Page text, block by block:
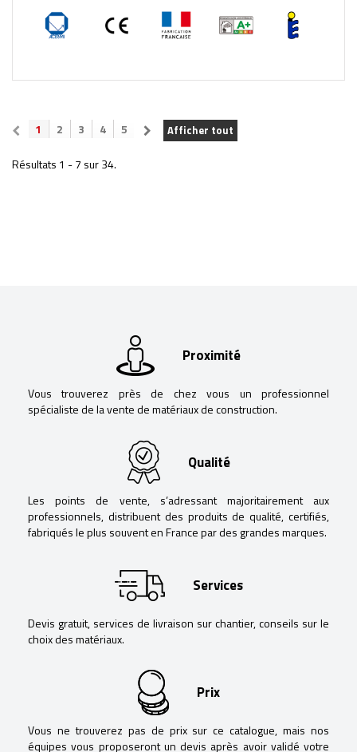
Afficher tout
1 2 3 4 5
Résultats 1 - 7 sur 34.
Proximité
Vous trouverez près de chez vous un professionnel
spécialiste de la vente de matériaux de construction.
Qualité
Les points de vente, s’adressant majoritairement aux
professionnels, distribuent des produits de qualité, certifiés,
fabriqués le plus souvent en France par des grandes marques.
Services
Devis gratuit, services de livraison sur chantier, conseils sur le
choix des matériaux.
Prix
Vous ne trouverez pas de prix sur ce catalogue, mais nos
équipes vous proposeront un devis après avoir validé votre